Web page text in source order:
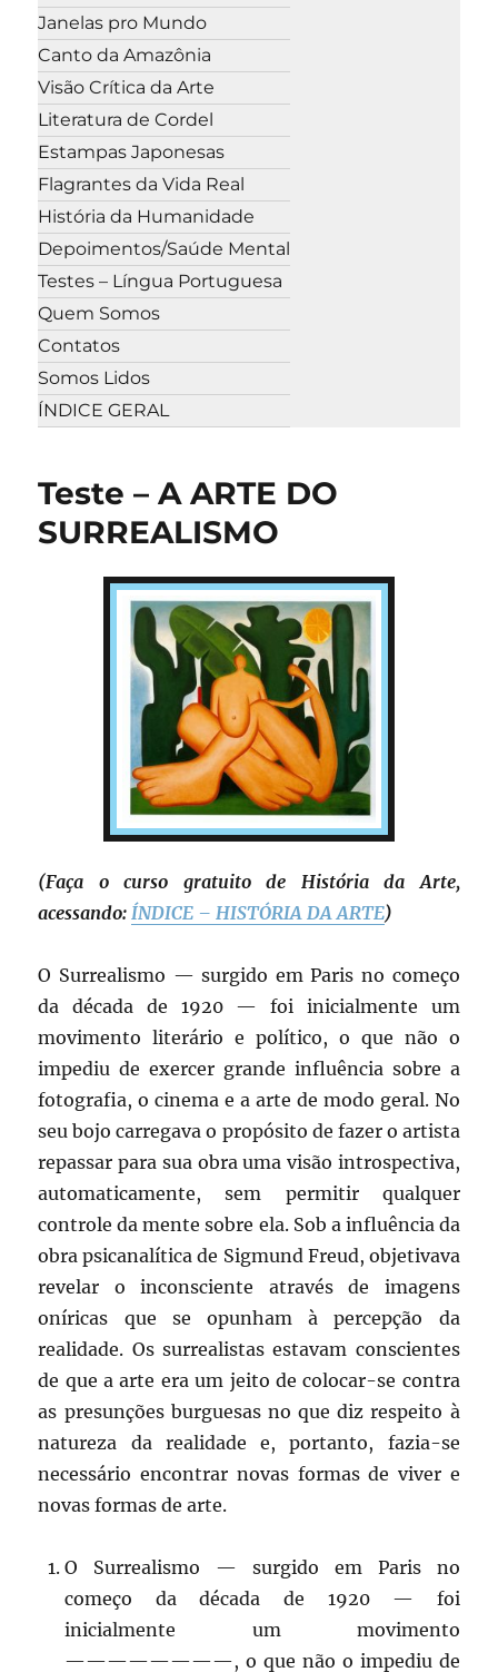
Janelas pro Mundo
Canto da Amazônia
Visão Crítica da Arte
Literatura de Cordel
Estampas Japonesas
Flagrantes da Vida Real
História da Humanidade
Depoimentos/Saúde Mental
Testes – Língua Portuguesa
Quem Somos
Contatos
Somos Lidos
ÍNDICE GERAL
Teste – A ARTE DO
SURREALISMO
(Faça o curso gratuito de História da Arte,
acessando:ÍNDICE – HISTÓRIA DA ARTE)
O Surrealismo — surgido em Paris no começo
da década de 1920 — foi inicialmente um
movimento literário e político, o que não o
impediu de exercer grande influência sobre a
fotografia, o cinema e a arte de modo geral. No
seu bojo carregava o propósito de fazer o artista
repassar para sua obra uma visão introspectiva,
automaticamente, sem permitir qualquer
controle da mente sobre ela. Sob a influência da
obra psicanalítica de Sigmund Freud, objetivava
revelar o inconsciente através de imagens
oníricas que se opunham à percepção da
realidade. Os surrealistas estavam conscientes
de que a arte era um jeito de colocar-se contra
as presunções burguesas no que diz respeito à
natureza da realidade e, portanto, fazia-se
necessário encontrar novas formas de viver e
novas formas de arte.
O Surrealismo — surgido em Paris no
começo da década de 1920 — foi
inicialmente um movimento
————————, o que não o impediu de